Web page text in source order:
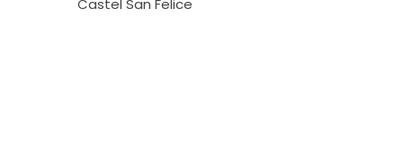
Castel San Felice